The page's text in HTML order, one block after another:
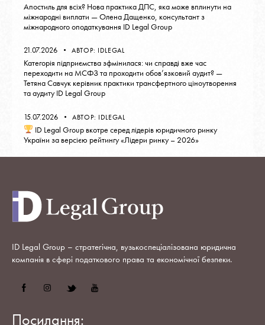
Апостиль для всіх? Нова практика ДПС, яка може вплинути на
міжнародні виплати — Олена Дащенко, консультант з
міжнародного оподаткування ID Legal Group
21.07.2026 АВТОР: IDLEGAL
Категорія підприємства зфмінилася: чи справді вже час
переходити на МСФЗ та проходити обов’язковий аудит? —
Тетяна Савчук керівник практики трансфертного ціноутворення
та аудиту ID Legal Group
15.07.2026 АВТОР: IDLEGAL
ID Legal Group вкотре серед лідерів юридичного ринку
України за версією рейтингу «Лідери ринку – 2026»
ID Legal Group – стратегічна, вузькоспеціалізована юридична
компанія в сфері податкового права та економічної безпеки.
Посилання: